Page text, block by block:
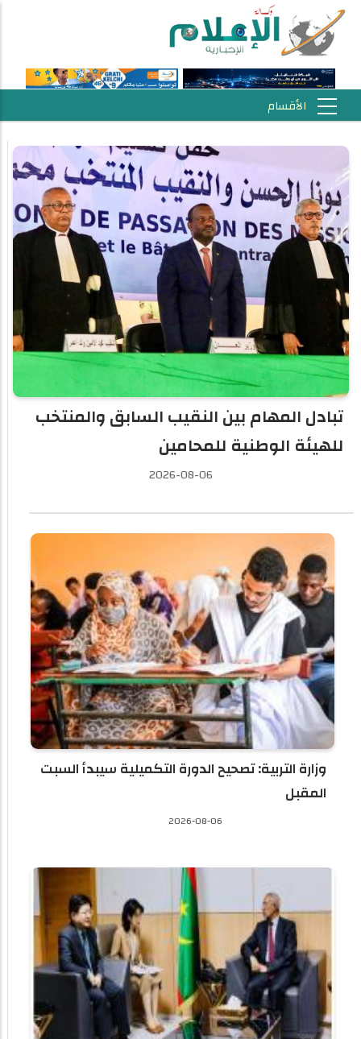
تبادل المهام بين النقيب السابق والمنتخب
للهيئة الوطنية للمحامين
2026-08-06
وزارة التربية: تصحيح الدورة التكميلية سيبدأ
السبت المقبل
2026-08-06
وزارة التربية: تصحيح الدورة التكميلية سيبدأ السبت
المقبل
2026-08-06